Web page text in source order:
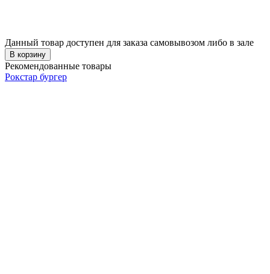
Данный товар доступен для заказа самовывозом либо в зале
В корзину
Рекомендованные товары
Рокстар бургер